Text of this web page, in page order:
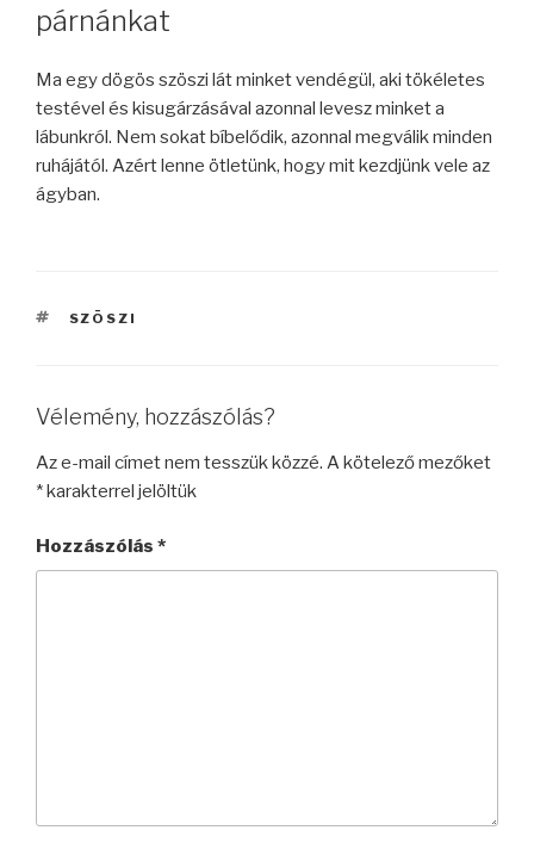
párnánkat
Ma egy dögös szöszi lát minket vendégül, aki tökéletes
testével és kisugárzásával azonnal levesz minket a
lábunkról. Nem sokat bíbelődik, azonnal megválik minden
ruhájától. Azért lenne ötletünk, hogy mit kezdjünk vele az
ágyban.
CÍMKÉK
SZÖSZI
Vélemény, hozzászólás?
Az e-mail címet nem tesszük közzé. A kötelező mezőket
*karakterrel jelöltük
Hozzászólás *